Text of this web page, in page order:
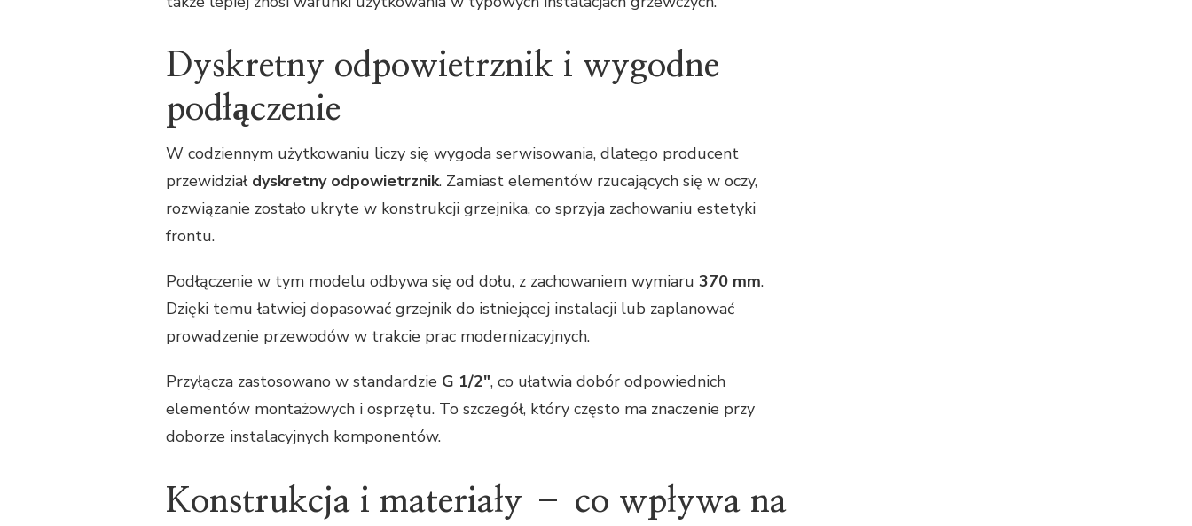
Dyskretny odpowietrznik i wygodne
podłączenie
W codziennym użytkowaniu liczy się wygoda serwisowania, dlatego producent
przewidział dyskretny odpowietrznik. Zamiast elementów rzucających się w oczy,
rozwiązanie zostało ukryte w konstrukcji grzejnika, co sprzyja zachowaniu estetyki
frontu.
Podłączenie w tym modelu odbywa się od dołu, z zachowaniem wymiaru 370 mm.
Dzięki temu łatwiej dopasować grzejnik do istniejącej instalacji lub zaplanować
prowadzenie przewodów w trakcie prac modernizacyjnych.
Przyłącza zastosowano w standardzie G 1/2″, co ułatwia dobór odpowiednich
elementów montażowych i osprzętu. To szczegół, który często ma znaczenie przy
doborze instalacyjnych komponentów.
Konstrukcja i materiały – co wpływa na